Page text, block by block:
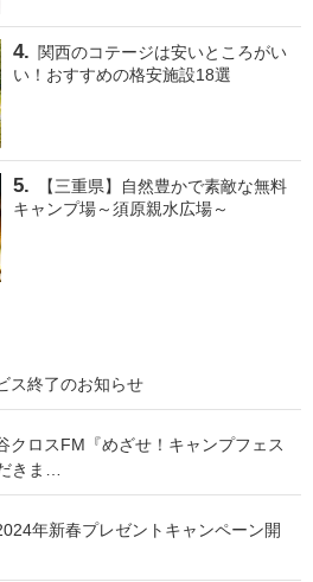
関西のコテージは安いところがい
い！おすすめの格安施設18選
【三重県】自然豊かで素敵な無料
キャンプ場～須原親水広場～
ス終了のお知らせ
クロスFM『めざせ！キャンプフェス
きま…
年新春プレゼントキャンペーン開